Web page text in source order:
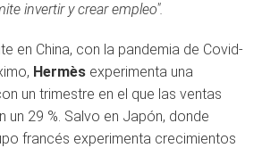
invertir y crear empleo".
en China, con la pandemia de Covid-
Hermès experimenta una
un trimestre en el que las ventas
un 29 %. Salvo en Japón, donde
francés experimenta crecimientos